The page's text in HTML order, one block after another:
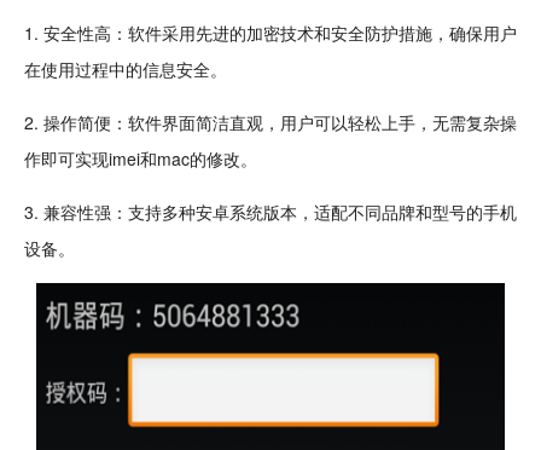
1. 安全性高：软件采用先进的加密技术和安全防护措施，确保用户
在使用过程中的信息安全。
2. 操作简便：软件界面简洁直观，用户可以轻松上手，无需复杂操
作即可实现imei和mac的修改。
3. 兼容性强：支持多种安卓系统版本，适配不同品牌和型号的手机
设备。